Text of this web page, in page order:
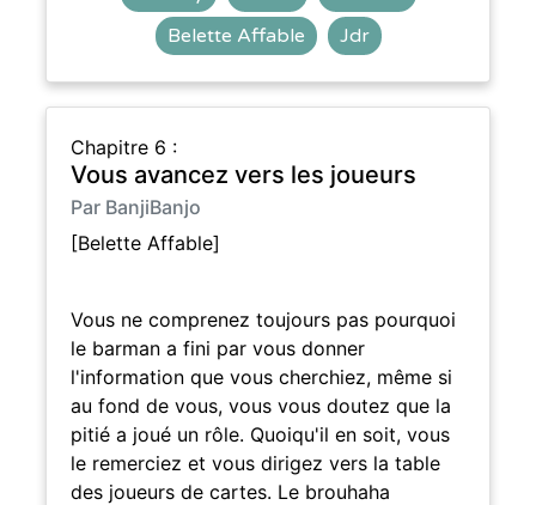
Belette Affable
Jdr
Chapitre 6 :
Vous avancez vers les joueurs
Par BanjiBanjo
[Belette Affable]
Vous ne comprenez toujours pas pourquoi
le barman a fini par vous donner
l'information que vous cherchiez, même si
au fond de vous, vous vous doutez que la
pitié a joué un rôle. Quoiqu'il en soit, vous
le remerciez et vous dirigez vers la table
des joueurs de cartes. Le brouhaha